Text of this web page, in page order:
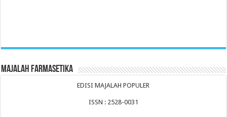
Majalah Farmasetika
EDISI MAJALAH POPULER
ISSN : 2528-0031